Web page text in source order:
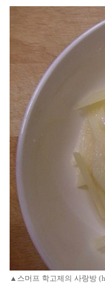
▲스머프 학고제의 사랑방